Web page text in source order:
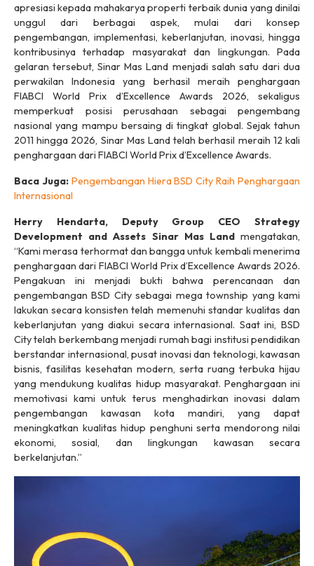
apresiasi kepada mahakarya properti terbaik dunia yang dinilai
unggul dari berbagai aspek, mulai dari konsep
pengembangan, implementasi, keberlanjutan, inovasi, hingga
kontribusinya terhadap masyarakat dan lingkungan. Pada
gelaran tersebut, Sinar Mas Land menjadi salah satu dari dua
perwakilan Indonesia yang berhasil meraih penghargaan
FIABCI World Prix d’Excellence Awards 2026, sekaligus
memperkuat posisi perusahaan sebagai pengembang
nasional yang mampu bersaing di tingkat global. Sejak tahun
2011 hingga 2026, Sinar Mas Land telah berhasil meraih 12 kali
penghargaan dari FIABCI World Prix d’Excellence Awards.
Baca Juga: Pengembangan Hiera BSD City Raih Penghargaan
Internasional
Herry Hendarta, Deputy Group CEO Strategy
Development and Assets Sinar Mas Land mengatakan,
“Kami merasa terhormat dan bangga untuk kembali menerima
penghargaan dari FIABCI World Prix d’Excellence Awards 2026.
Pengakuan ini menjadi bukti bahwa perencanaan dan
pengembangan BSD City sebagai mega township yang kami
lakukan secara konsisten telah memenuhi standar kualitas dan
keberlanjutan yang diakui secara internasional. Saat ini, BSD
City telah berkembang menjadi rumah bagi institusi pendidikan
berstandar internasional, pusat inovasi dan teknologi, kawasan
bisnis, fasilitas kesehatan modern, serta ruang terbuka hijau
yang mendukung kualitas hidup masyarakat. Penghargaan ini
memotivasi kami untuk terus menghadirkan inovasi dalam
pengembangan kawasan kota mandiri, yang dapat
meningkatkan kualitas hidup penghuni serta mendorong nilai
ekonomi, sosial, dan lingkungan kawasan secara
berkelanjutan.”